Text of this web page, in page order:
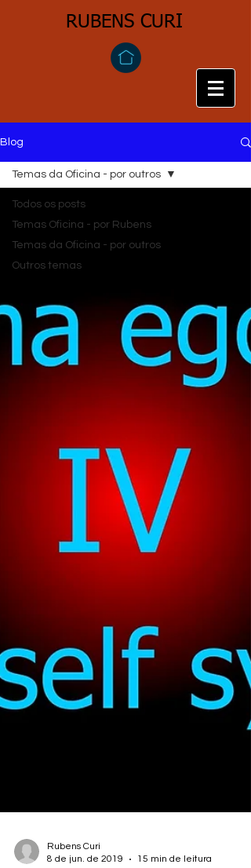
​RUBENS CURI
Blog
Todos os posts
Temas Oficina - por Rubens
Temas da Oficina - por outros
Outros temas
Temas da Oficina - por outros